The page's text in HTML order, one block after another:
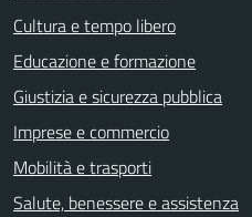
Cultura e tempo libero
Educazione e formazione
Giustizia e sicurezza pubblica
Imprese e commercio
Mobilità e trasporti
Salute, benessere e assistenza